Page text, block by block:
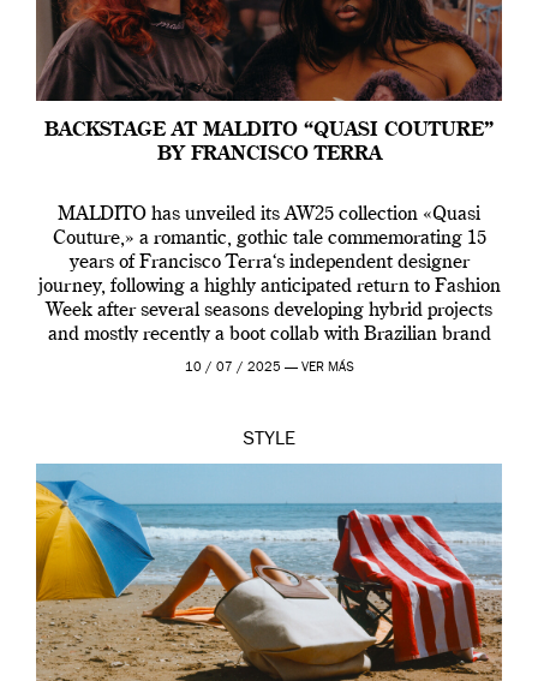
BACKSTAGE AT MALDITO “QUASI COUTURE”
BY FRANCISCO TERRA
MALDITO has unveiled its AW25 collection «Quasi
Couture,» a romantic, gothic tale commemorating 15
years of Francisco Terra‘s independent designer
journey, following a highly anticipated return to Fashion
Week after several seasons developing hybrid projects
and mostly recently a boot collab with Brazilian brand
Melissa. This fashion show is a component of Francisco
10 / 07 / 2025 — VER MÁS
STYLE